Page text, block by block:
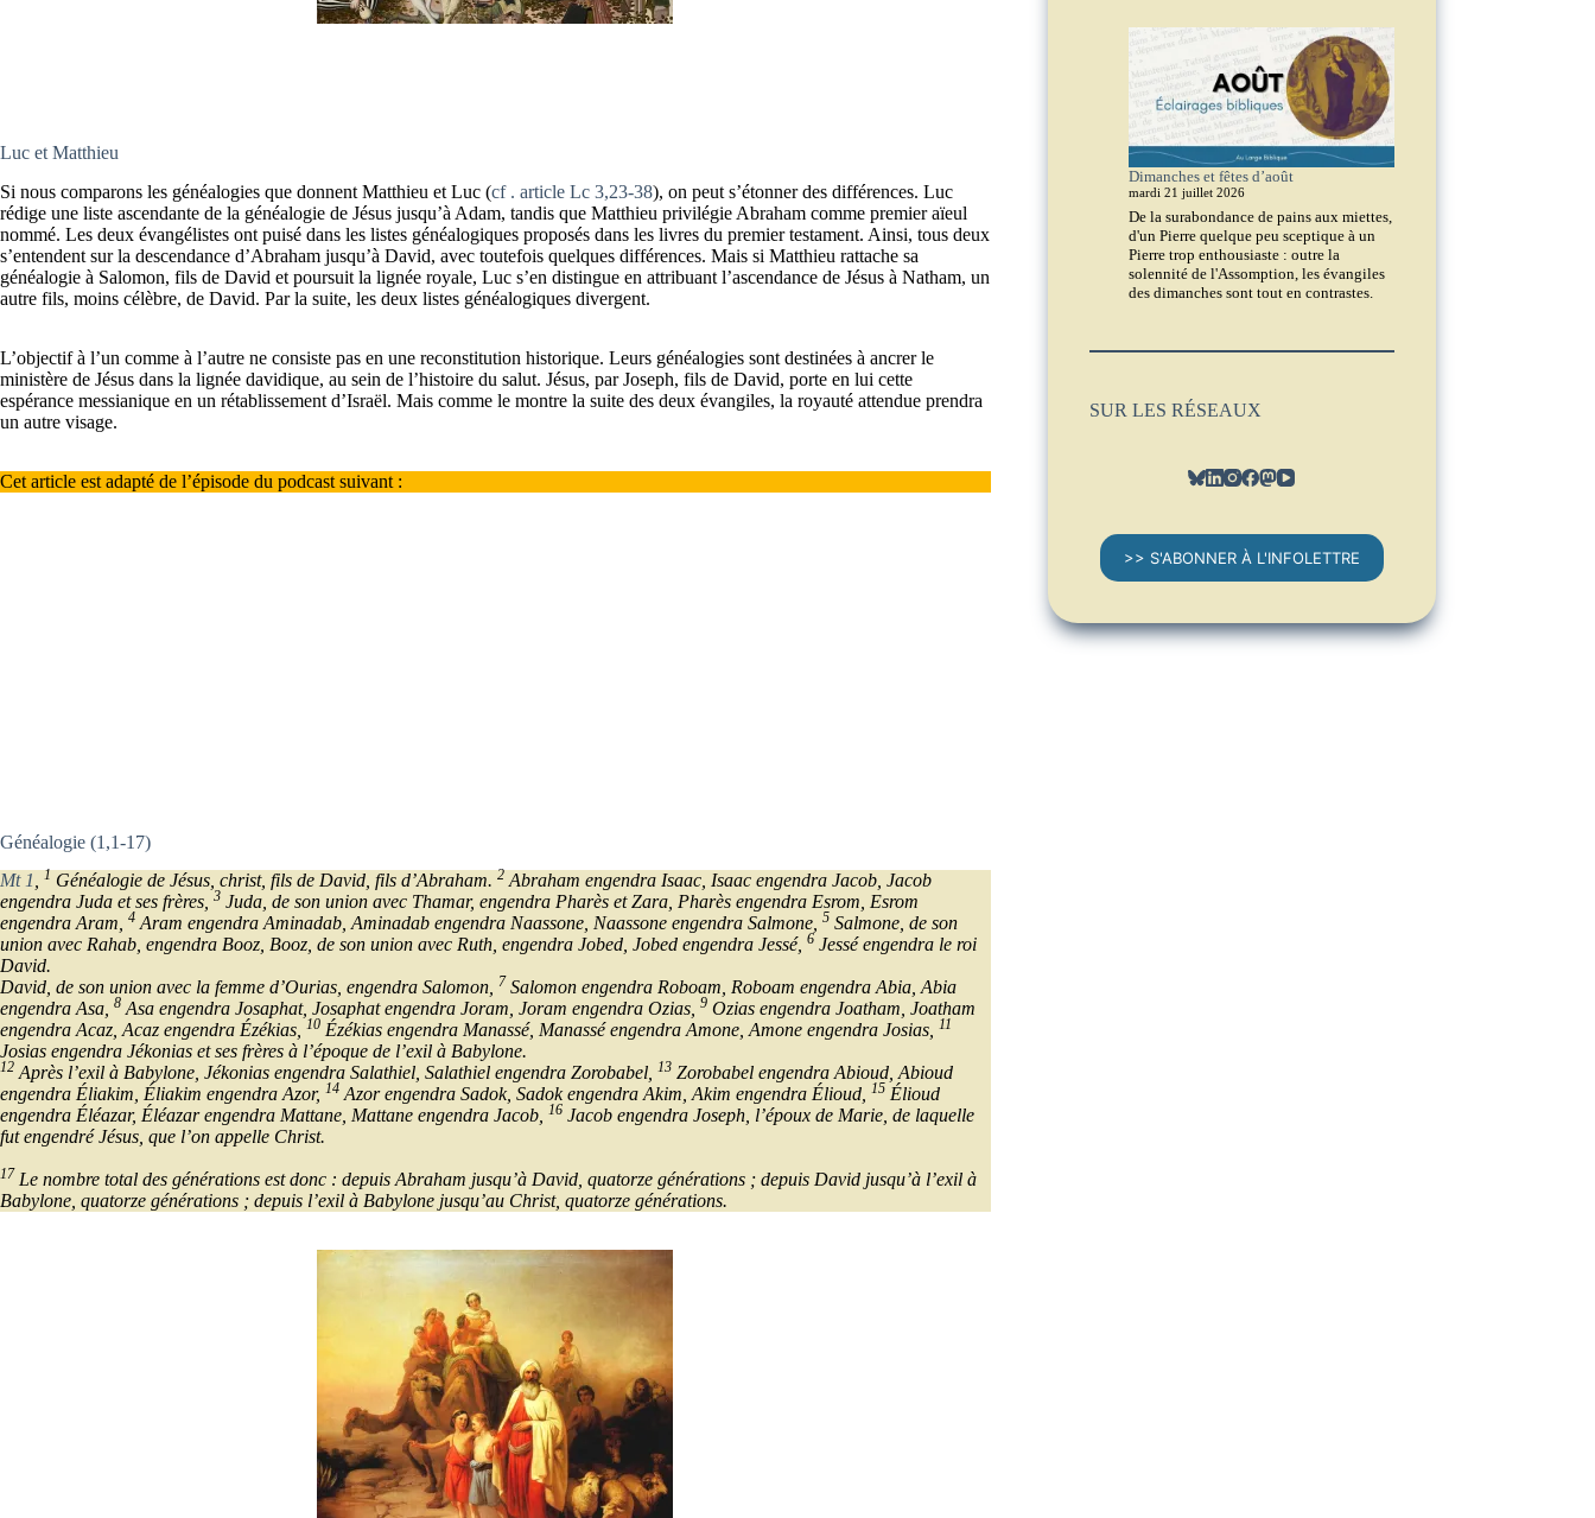
Luc et Matthieu
Si nous comparons les généalogies que donnent Matthieu et Luc (cf . article Lc 3,23-38), on peut s’étonner des différences. Luc
rédige une liste ascendante de la généalogie de Jésus jusqu’à Adam, tandis que Matthieu privilégie Abraham comme premier aïeul
nommé. Les deux évangélistes ont puisé dans les listes généalogiques proposés dans les livres du premier testament. Ainsi, tous deux
s’entendent sur la descendance d’Abraham jusqu’à David, avec toutefois quelques différences. Mais si Matthieu rattache sa
généalogie à Salomon, fils de David et poursuit la lignée royale, Luc s’en distingue en attribuant l’ascendance de Jésus à Natham, un
autre fils, moins célèbre, de David. Par la suite, les deux listes généalogiques divergent.
L’objectif à l’un comme à l’autre ne consiste pas en une reconstitution historique. Leurs généalogies sont destinées à ancrer le
ministère de Jésus dans la lignée davidique, au sein de l’histoire du salut. Jésus, par Joseph, fils de David, porte en lui cette
espérance messianique en un rétablissement d’Israël. Mais comme le montre la suite des deux évangiles, la royauté attendue prendra
un autre visage.
Cet article est adapté de l’épisode du podcast suivant :
Généalogie (1,1-17)
Mt 1
1 Généalogie de Jésus, christ, fils de David, fils d’Abraham. 2 Abraham engendra Isaac, Isaac engendra Jacob, Jacob
engendra Juda et ses frères, 3 Juda, de son union avec Thamar, engendra Pharès et Zara, Pharès engendra Esrom, Esrom
engendra Aram,
4 Aram engendra Aminadab, Aminadab engendra Naassone, Naassone engendra Salmone, 5 Salmone, de son
union avec Rahab, engendra Booz, Booz, de son union avec Ruth, engendra Jobed, Jobed engendra Jessé, 6 Jessé engendra le roi
David.
David, de son union avec la femme d’Ourias, engendra Salomon,
7 Salomon engendra Roboam, Roboam engendra Abia, Abia
engendra Asa, 8 Asa engendra Josaphat, Josaphat engendra Joram, Joram engendra Ozias, 9 Ozias engendra Joatham, Joatham
engendra Acaz, Acaz engendra Ézékias, 10 Ézékias engendra Manassé, Manassé engendra Amone, Amone engendra Josias, 11
Josias engendra Jékonias et ses frères à l’époque de l’exil à Babylone.
12 Après l’exil à Babylone, Jékonias engendra Salathiel, Salathiel engendra Zorobabel, 13 Zorobabel engendra Abioud, Abioud
engendra Éliakim, Éliakim engendra Azor, 14 Azor engendra Sadok, Sadok engendra Akim, Akim engendra Élioud, 15 Élioud
engendra Éléazar, Éléazar engendra Mattane, Mattane engendra Jacob, 16 Jacob engendra Joseph, l’époux de Marie, de laquelle
fut engendré Jésus, que l’on appelle Christ.
17 Le nombre total des générations est donc : depuis Abraham jusqu’à David, quatorze générations ; depuis David jusqu’à l’exil à
Babylone, quatorze générations ; depuis l’exil à Babylone jusqu’au Christ, quatorze générations.
Dimanches et fêtes d’août
mardi 21 juillet 2026
De la surabondance de pains aux miettes,
d'un Pierre quelque peu sceptique à un
Pierre trop enthousiaste : outre la
solennité de l'Assomption, les évangiles
des dimanches sont tout en contrastes.
SUR LES RÉSEAUX
>> S'ABONNER À L'INFOLETTRE